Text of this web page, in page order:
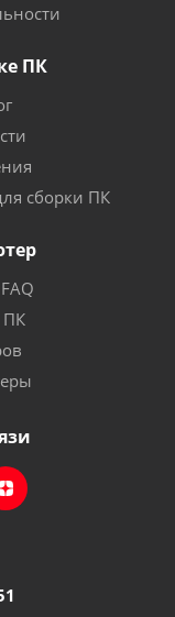
ПК
сборки ПК
ПК